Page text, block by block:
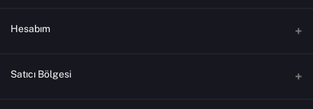
Adres
Telefon
Hesabım
Oturum aç
Satıcı Bölgesi